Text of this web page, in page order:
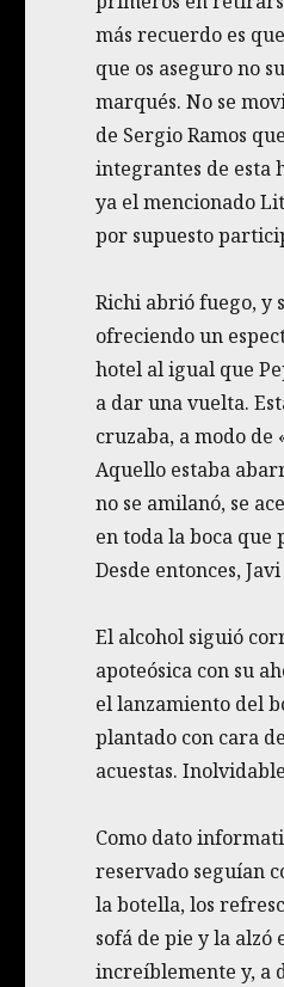
más recuerdo es
que os aseguro no
marqués. No se
de Sergio Ramos
integrantes de esta
ya el mencionado
por supuesto
Richi abrió fuego, y
ofreciendo un
hotel al igual que
a dar una vuelta.
cruzaba, a modo de
Aquello estaba
no se amilanó, se
en toda la boca
Desde entonces,
El alcohol siguió
apoteósica con su
el lanzamiento del
plantado con cara
acuestas.
Como dato
reservado seguían
la botella, los
sofá de pie y la
increíblemente y, a